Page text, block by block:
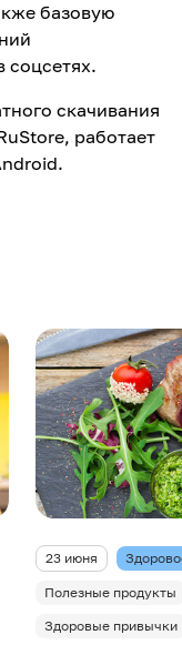
базовую
соцсетях.
скачивания
работает
23 июня
Полезные продукты
Здоровые привычки